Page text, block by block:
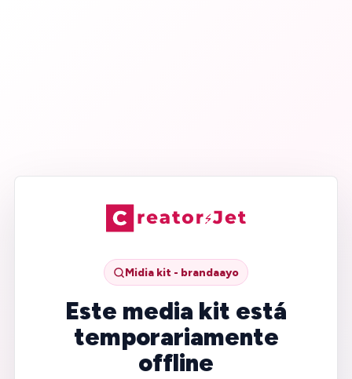
Midia kit - brandaayo
Este media kit está
temporariamente
offline